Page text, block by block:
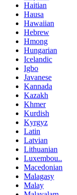
Haitian
Hausa
Hawaiian
Hebrew
Hmong
Hungarian
Icelandic
Igbo
Javanese
Kannada
Kazakh
Khmer
Kurdish
Kyrgyz
Latin
Latvian
Lithuanian
Luxembou..
Macedonian
Malagasy
Malay